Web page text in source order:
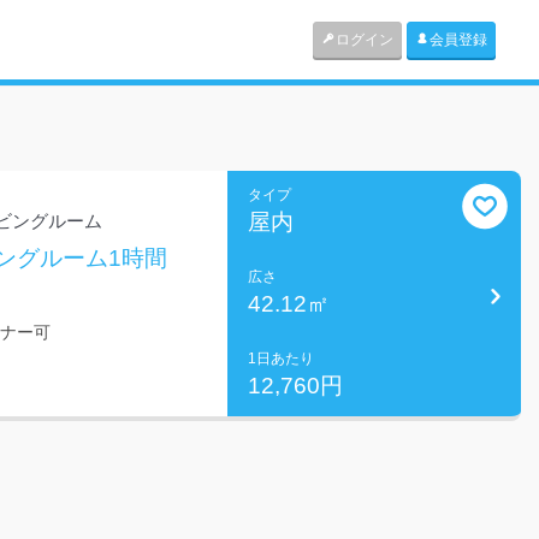
ログイン 会員登録
ングルーム
グルーム1時間
ー可
タイプ
屋内
広さ
42.12㎡
1日あたり
12,760円